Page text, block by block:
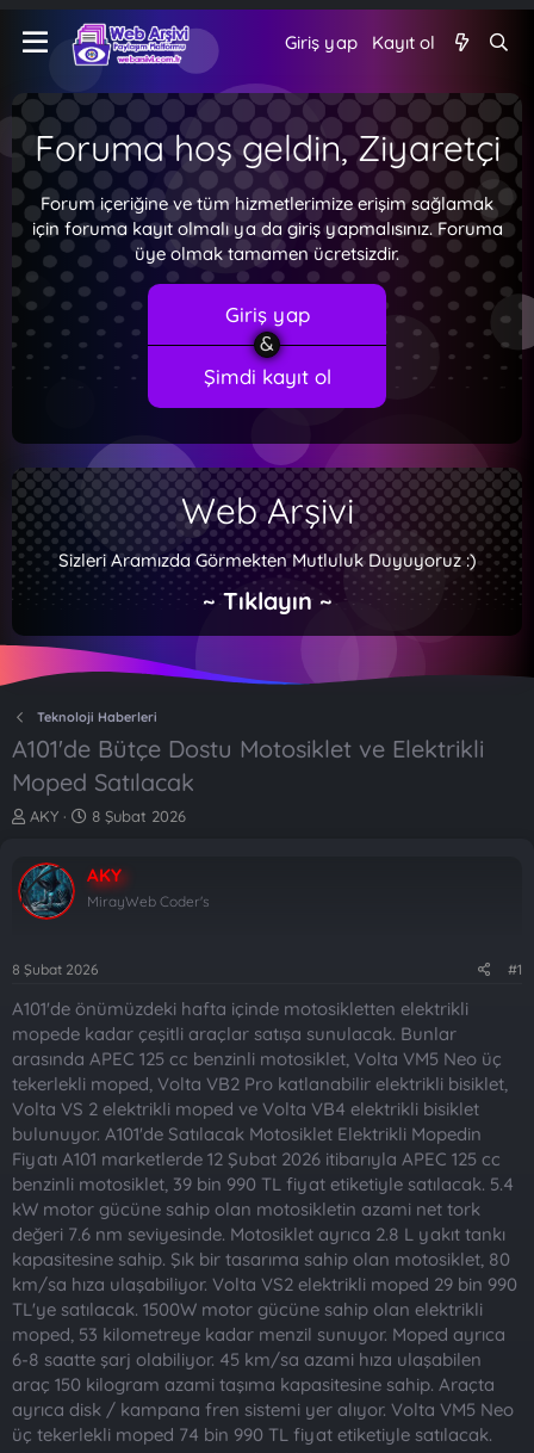
Giriş yap Kayıt ol
Foruma hoş geldin, Ziyaretçi
Forum içeriğine ve tüm hizmetlerimize erişim sağlamak
için foruma kayıt olmalı ya da giriş yapmalısınız. Foruma
üye olmak tamamen ücretsizdir.
Giriş yap
Şimdi kayıt ol
Web Arşivi
Sizleri Aramızda Görmekten Mutluluk Duyuyoruz :)
~ Tıklayın ~
Teknoloji Haberleri
A101'de Bütçe Dostu Motosiklet ve Elektrikli
Moped Satılacak
K
b
u
y
b
ş
l
a
n
AKY
B
l
a
ı
t
a
r
h
i
8 Şubat 2026
AKY
MirayWeb Coder's
8 Şubat 2026 #1
A101'de önümüzdeki hafta içinde motosikletten elektrikli
mopede kadar çeşitli araçlar satışa sunulacak. Bunlar
arasında APEC 125 cc benzinli motosiklet, Volta VM5 Neo üç
tekerlekli moped, Volta VB2 Pro katlanabilir elektrikli bisiklet,
Volta VS 2 elektrikli moped ve Volta VB4 elektrikli bisiklet
bulunuyor. A101'de Satılacak Motosiklet Elektrikli Mopedin
Fiyatı A101 marketlerde 12 Şubat 2026 itibarıyla APEC 125 cc
benzinli motosiklet, 39 bin 990 TL fiyat etiketiyle satılacak. 5.4
kW motor gücüne sahip olan motosikletin azami net tork
değeri 7.6 nm seviyesinde. Motosiklet ayrıca 2.8 L yakıt tankı
kapasitesine sahip. Şık bir tasarıma sahip olan motosiklet, 80
km/sa hıza ulaşabiliyor. Volta VS2 elektrikli moped 29 bin 990
TL'ye satılacak. 1500W motor gücüne sahip olan elektrikli
moped, 53 kilometreye kadar menzil sunuyor. Moped ayrıca
6-8 saatte şarj olabiliyor. 45 km/sa azami hıza ulaşabilen
araç 150 kilogram azami taşıma kapasitesine sahip. Araçta
ayrıca disk / kampana fren sistemi yer alıyor. Volta VM5 Neo
üç tekerlekli moped 74 bin 990 TL fiyat etiketiyle satılacak.